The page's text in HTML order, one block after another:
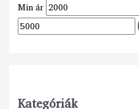
Min ár
Kategóriák